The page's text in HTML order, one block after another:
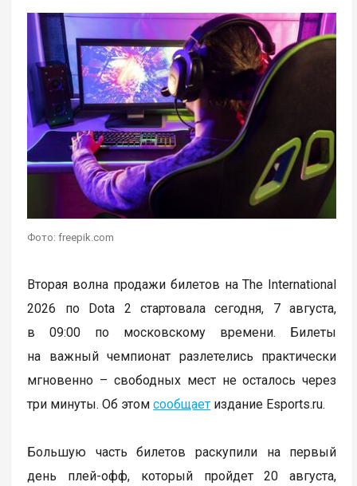
Фото: freepik.com
Вторая волна продажи билетов на The International
2026 по Dota 2 стартовала сегодня, 7 августа,
в 09:00 по московскому времени. Билеты
на важный чемпионат разлетелись практически
мгновенно – свободных мест не осталось через
три минуты. Об этомсообщает издание Esports.ru.
Большую часть билетов раскупили на первый
день плей-офф, который пройдет 20 августа,